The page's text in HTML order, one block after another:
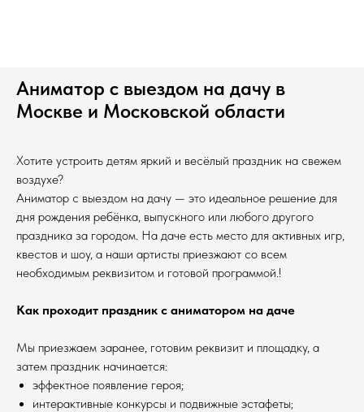
Аниматор с выездом на дачу в
Москве и Московской области
Хотите устроить детям яркий и весёлый праздник на свежем
воздухе?
Аниматор с выездом на дачу — это идеальное решение для
дня рождения ребёнка, выпускного или любого другого
праздника за городом. На даче есть место для активных игр,
квестов и шоу, а наши артисты приезжают со всем
необходимым реквизитом и готовой программой.!
Как проходит праздник с аниматором на даче
Мы приезжаем заранее, готовим реквизит и площадку, а
затем праздник начинается:
эффектное появление героя;
интерактивные конкурсы и подвижные эстафеты;